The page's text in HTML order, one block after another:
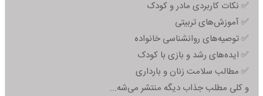
✅ نکات کاربردی مادر و کودک
✅ آموزش‌های تربیتی
✅ توصیه‌های روانشناسی خانواده
✅ ایده‌های رشد و بازی با کودک
✅ مطالب سلامت زنان و بارداری
و کلی مطلب جذاب دیگه منتشر می‌شه...